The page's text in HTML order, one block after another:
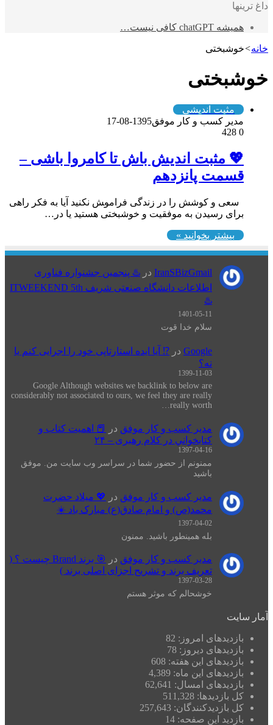
داغ ترینها
همیشه chatGPT کافی نیست…
خانه>خوشبختی
خوشبختی
مثبت اندیشی
مدیر کسب و کار موفق1395-08-17
0
💖 مثبت اندیش باش تا کامروا باشی –
قسمت پانزدهم
سعی و کوشش را در زندگی فرامو‍ش نکنید آیا به فکر راهی
برای رسیدن به موفقیت و خوشبختی هستید یا در…
بیشتر بخوانید »
IranSBizGmail در ♨️ پنجمین جشنواره فناوری
اطلاعات دانشگاه صنعتی شریف ITWEEKEND 5th
♨️
1401-05-11
سلام خدا قوت
Google در ⁉️ آیا ایده استارتاپی خود را اجرایی کنم یا
نه؟
1399-11-03
Google Although websites we backlink to below are
considerably not associated to ours, we feel they are really
really worth…
مدیر کسب و کار موفق در
📕 اهميت كتاب و
كتابخواني در كلام رهبری – ۲۴
1397-04-16
ممنونم از حضور شما در سراسر وب سایت من. موفق
باشید
مدیر کسب و کار موفق در
💖 میلاد حضرت
محمد(ص) و امام صادق(ع) مبارک باد ☀️
1397-04-02
بله همینطور باشید. ممنون
مدیر کسب و کار موفق در
🎯 برند Brand چیست ؟ (
تعریف برند و تشریح اجزای اصلی برند )
1397-03-28
خوشحالم که موثر هستم
آمار سایت
بازدیدهای امروز: 82
بازدیدهای دیروز: 78
بازدیدهای این هفته: 608
بازدیدهای این ماه: 4,389
بازدیدهای امسال: 62,641
کل بازدیدها: 511,328
کل بازدیدکنند‌گان: 257,643
بازدید این صفحه: 14